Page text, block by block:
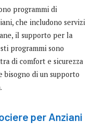
programmi di
che includono servizi
il supporto per la
programmi sono
di comfort e sicurezza
bisogno di un supporto
per Anziani